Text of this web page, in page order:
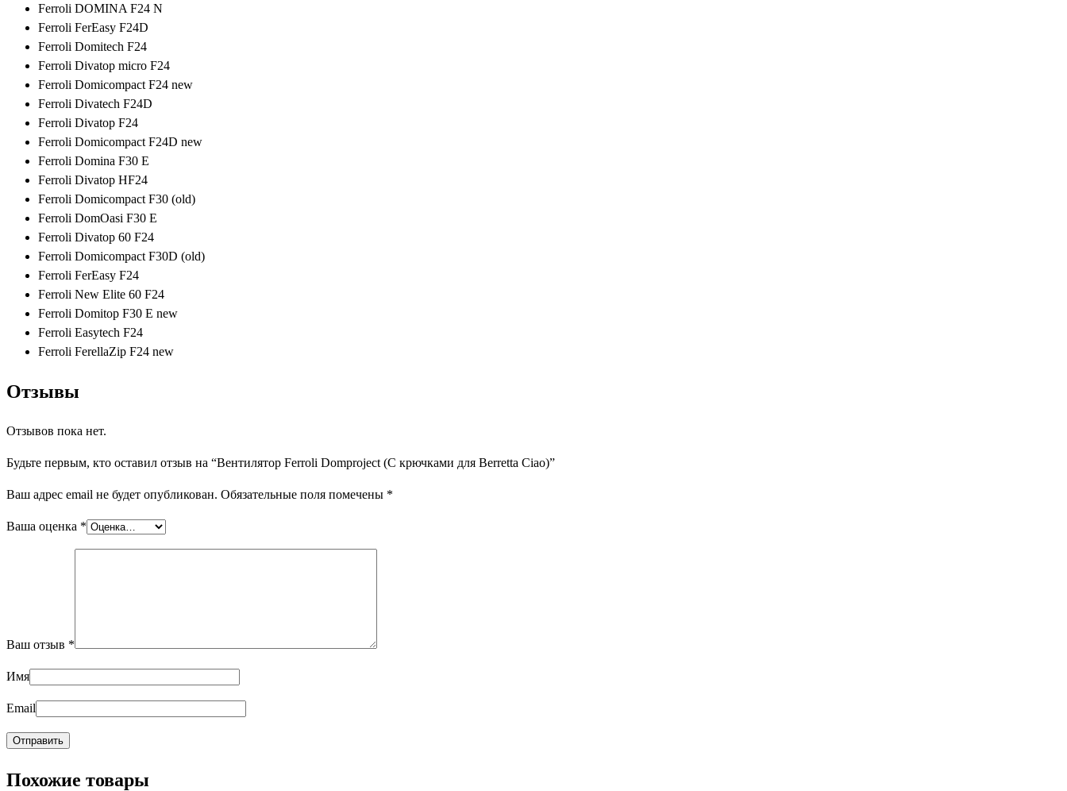
Ferroli DOMINA F24 N
Ferroli FerEasy F24D
Ferroli Domitech F24
Ferroli Divatop micro F24
Ferroli Domicompact F24 new
Ferroli Divatech F24D
Ferroli Divatop F24
Ferroli Domicompact F24D new
Ferroli Domina F30 Е
Ferroli Divatop HF24
Ferroli Domicompact F30 (old)
Ferroli DomOasi F30 Е
Ferroli Divatop 60 F24
Ferroli Domicompact F30D (old)
Ferroli FerEasy F24
Ferroli New Elite 60 F24
Ferroli Domitop F30 Е new
Ferroli Easytech F24
Ferroli FerellaZip F24 new
Отзывы
Отзывов пока нет.
Будьте первым, кто оставил отзыв на “Вентилятор Ferroli Domproject (С крючками для Berretta Ciao)”
Ваш адрес email не будет опубликован. Обязательные поля помечены *
Ваша оценка *
Ваш отзыв *
Имя
Email
Похожие товары